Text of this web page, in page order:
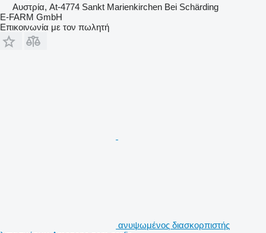
Αυστρία, At-4774 Sankt Marienkirchen Bei Schärding
E-FARM GmbH
Επικοινωνία με τον πωλητή
ανυψωμένος διασκορπιστής